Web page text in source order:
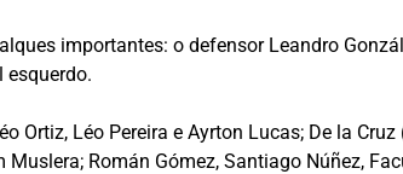
importantes: o defensor Leandro
esquerdo.
Ortiz, Léo Pereira e Ayrton Lucas; De la
Román Gómez, Santiago Núñez,